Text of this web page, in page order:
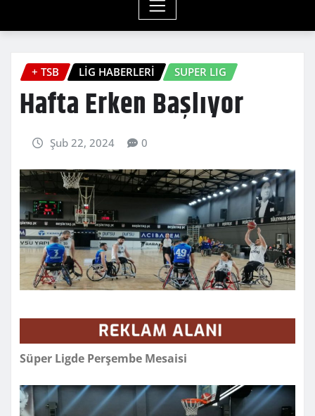
+ TSB LİG HABERLERİ SUPER LIG
Hafta Erken Başlıyor
Şub 22, 2024 0
Süper Ligde Perşembe Mesaisi